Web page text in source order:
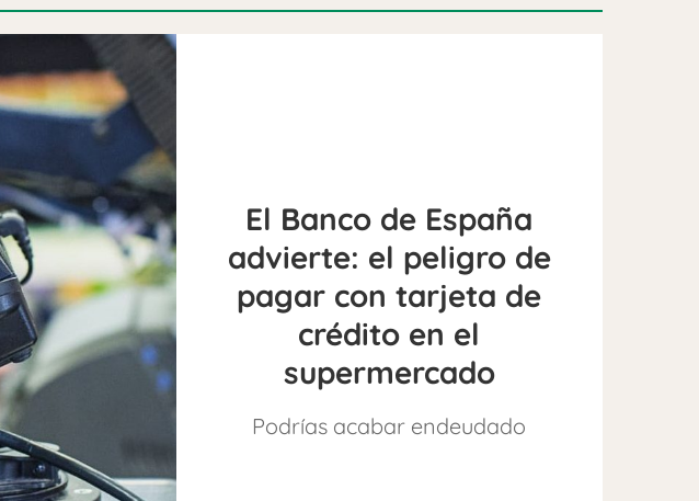
El Banco de España
advierte: el peligro de
pagar con tarjeta de
crédito en el
supermercado
Podrías acabar endeudado